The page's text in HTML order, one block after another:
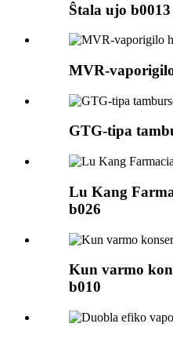
Ŝtala ujo b0013
MVR-
GTG-tipa
Lu Kang
b026
Kun varmo
b010